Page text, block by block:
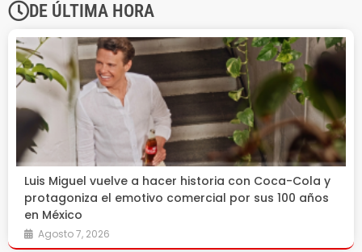
DE ÚLTIMA HORA
Luis Miguel vuelve a hacer historia con Coca-Cola y
protagoniza el emotivo comercial por sus 100 años
en México
Agosto 7, 2026